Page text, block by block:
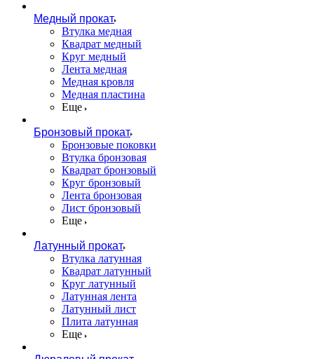
Медный прокат
Втулка медная
Квадрат медный
Круг медный
Лента медная
Медная кровля
Медная пластина
Еще
Бронзовый прокат
Бронзовые поковки
Втулка бронзовая
Квадрат бронзовый
Круг бронзовый
Лента бронзовая
Лист бронзовый
Еще
Латунный прокат
Втулка латунная
Квадрат латунный
Круг латунный
Латунная лента
Латунный лист
Плита латунная
Еще